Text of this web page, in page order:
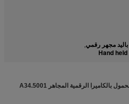
مجهر رقمي,
Hand